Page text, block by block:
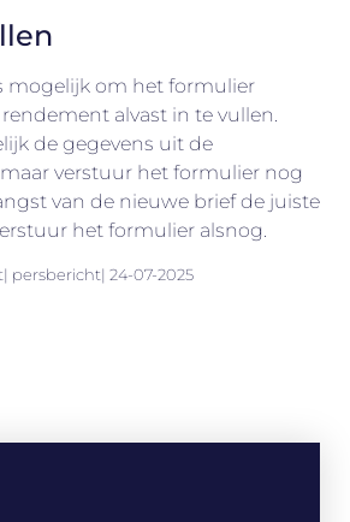
mogelijk om het formulier
alvast in te vullen.
de gegevens uit de
verstuur het formulier nog
van de nieuwe brief de juiste
het formulier alsnog.
persbericht| 24-07-2025